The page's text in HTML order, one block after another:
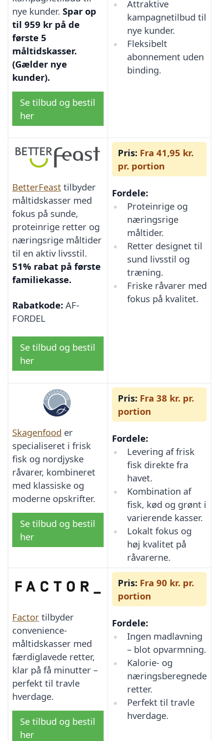
nye kunder. Spar op
til 959 kr på de
første 5
måltidskasser.
(Gælder nye
kunder).
Se tilbud og bestil
her
Attraktive
kampagnetilbud til
nye kunder.
Fleksibelt
abonnement uden
binding.
BetterFeast tilbyder
måltidskasser med
fokus på sunde,
proteinrige retter og
næringsrige måltider
til en aktiv livsstil.
51% rabat på første
familiekasse.
Rabatkode: AF-
FORDEL
Se tilbud og bestil
her
Pris: Fra 41,95 kr.
pr. portion
Fordele:
Proteinrige og
næringsrige
måltider.
Retter designet til
sund livsstil og
træning.
Friske råvarer med
fokus på kvalitet.
Skagenfood er
specialiseret i frisk
fisk og nordjyske
råvarer, kombineret
med klassiske og
moderne opskrifter.
Se tilbud og bestil
her
Pris: Fra 38 kr. pr.
portion
Fordele:
Levering af frisk
fisk direkte fra
havet.
Kombination af
fisk, kød og grønt i
varierende kasser.
Lokalt fokus og
høj kvalitet på
råvarerne.
Factor tilbyder
convenience-
måltidskasser med
færdiglavede retter,
klar på få minutter –
perfekt til travle
hverdage.
Se tilbud og bestil
her
Pris: Fra 90 kr. pr.
portion
Fordele:
Ingen madlavning
– blot opvarmning.
Kalorie- og
næringsberegnede
retter.
Perfekt til travle
hverdage.